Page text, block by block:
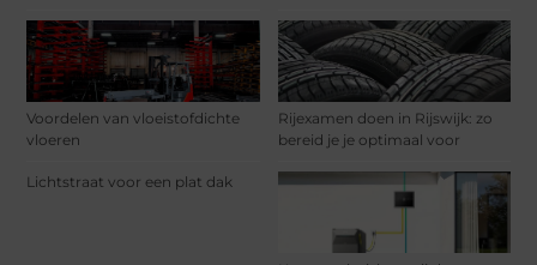
Voordelen van vloeistofdichte
vloeren
Rijexamen doen in Rijswijk: zo
bereid je je optimaal voor
Lichtstraat voor een plat dak